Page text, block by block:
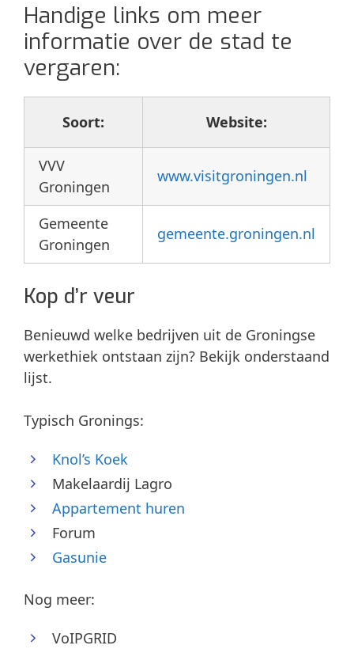
Handige links om meer
informatie over de stad te
vergaren:
Soort: Website:
VVV
Groningen
www.visitgroningen.nl
Gemeente
Groningen
gemeente.groningen.nl
Kop d’r veur
Benieuwd welke bedrijven uit de Groningse
werkethiek ontstaan zijn? Bekijk onderstaand
lijst.
Typisch Gronings:
Knol’s Koek
Makelaardij Lagro
Appartement huren
Forum
Gasunie
Nog meer:
VoIPGRID